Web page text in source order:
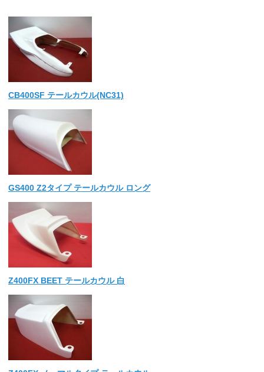
CB400SF テールカウル(NC31)
GS400 Z2タイプ テールカウル ロング
Z400FX BEET テールカウル 白